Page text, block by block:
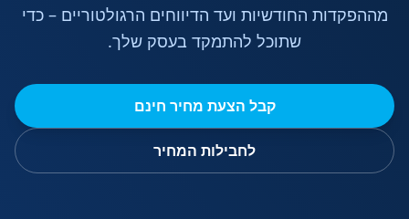
מההפקדות החודשיות ועד הדיווחים הרגולטוריים – כדי
שתוכל להתמקד בעסק שלך.
קבל הצעת מחיר חינם
לחבילות המחיר